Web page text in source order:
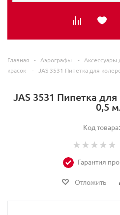
Главная - Аэрографы - Аксессуары
красок
- JAS 3531 Пипетка для
JAS 3531 Пипетка
0,5
Код товара:
Гарантия
Отложить